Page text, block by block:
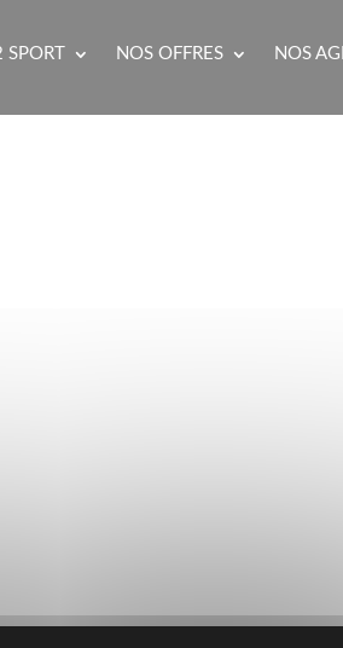
SPORT NOS OFFRES NOS